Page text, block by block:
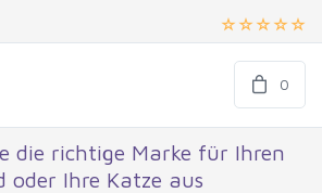
0
die richtige Marke für Ihren
oder Ihre Katze aus